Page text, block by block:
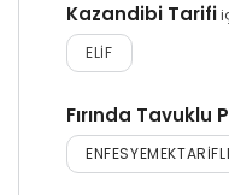
Kazandibi Tarifi
ELIF
Fırında